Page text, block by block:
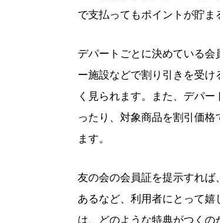
で支払ってもポイントが貯ま
デパートごとに決めている
ー施設などで割り引きを受
く見られます。また、デパ
ったり、対象商品を割引価
ます。
友の会の会員証を提示すれ
あるなど、利用者にとって
は、どのような特典がつくの